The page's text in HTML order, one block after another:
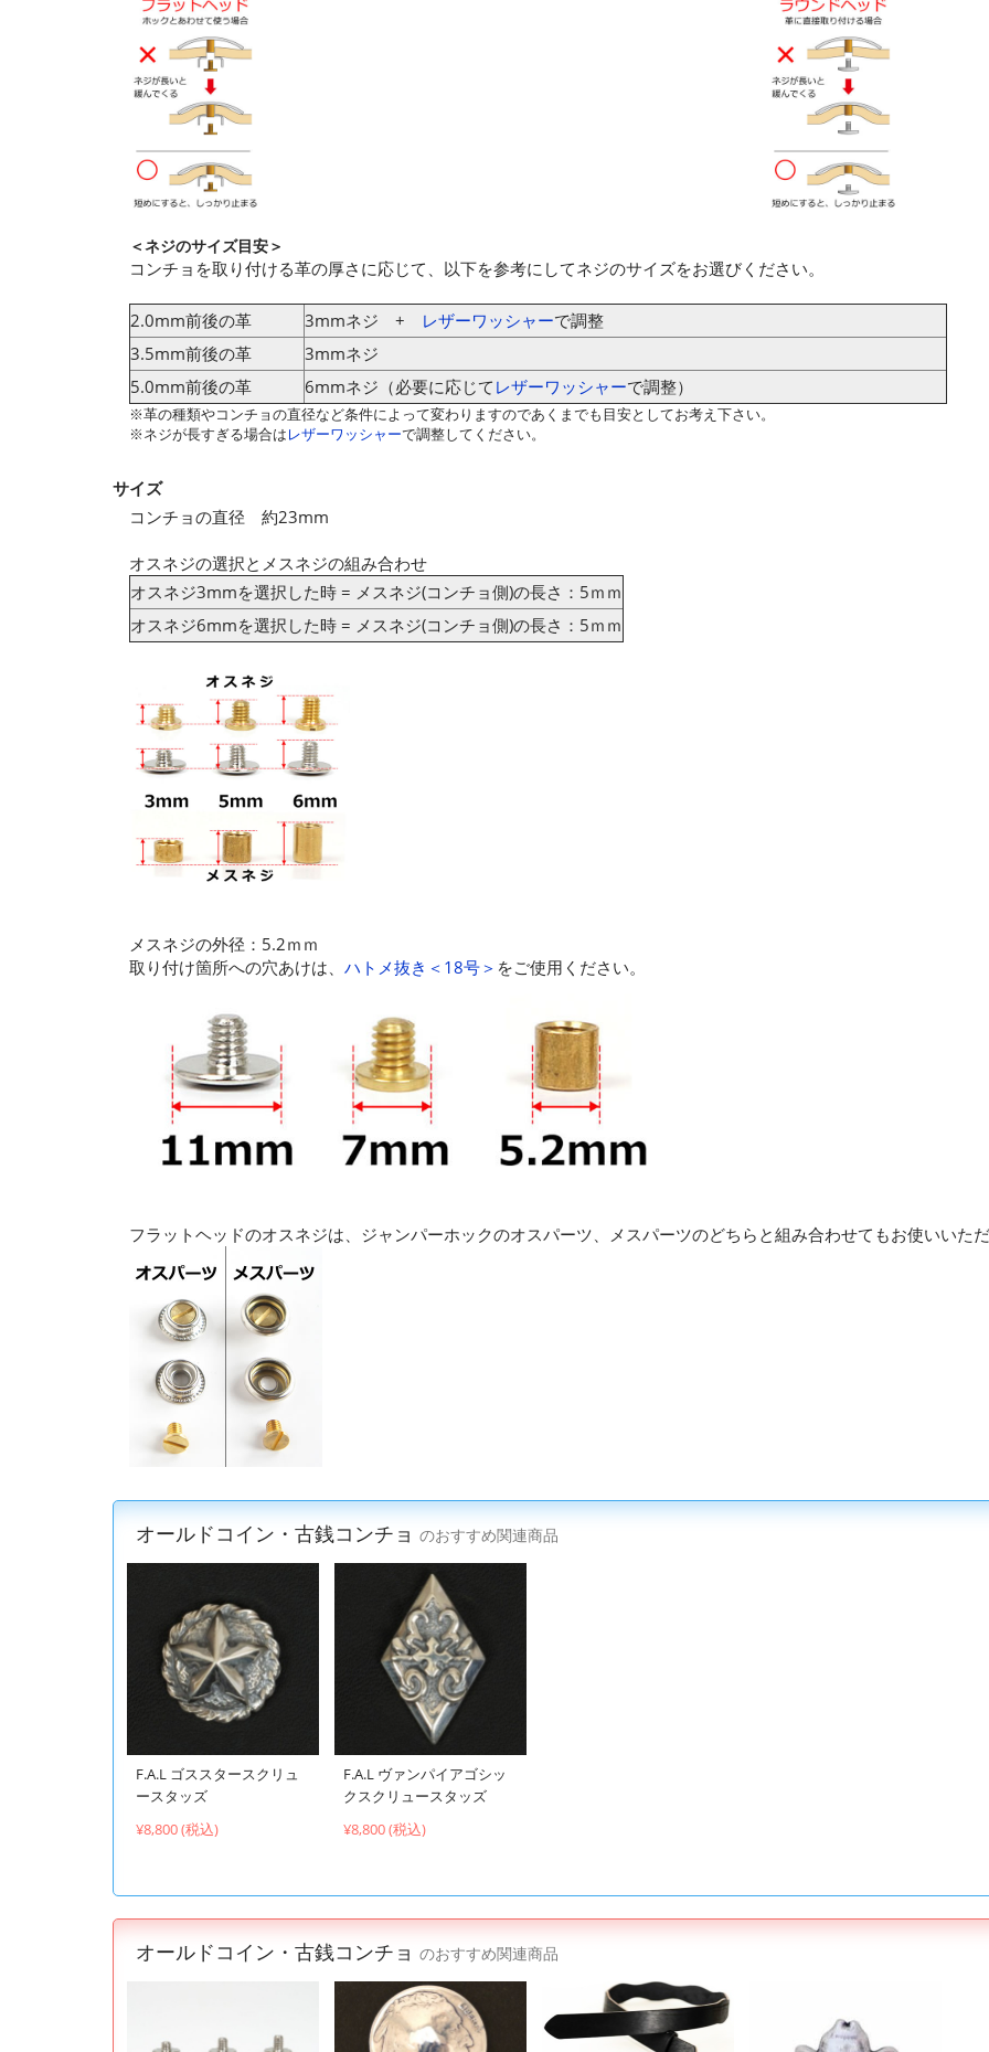
＜ネジのサイズ目安＞
コンチョを取り付ける革の厚さに応じて、以下を参考にしてネジのサイズをお選びください。
2.0mm前後の革 3mmネジ + レザーワッシャーで調整
3.5mm前後の革
3mmネジ
5.0mm前後の革
6mmネジ（必要に応じて レザーワッシャーで調整）
※革の種類やコンチョの直径など条件によって変わりますのであくまでも目安としてお考え下さい。
※ネジが長すぎる場合はレザーワッシャーで調整してください。
サイズ
コンチョの直径 約23mm
オスネジの選択とメスネジの組み合わせ
オスネジ3mmを選択した時 = メスネジ(コンチョ側)の長さ：5ｍｍ
オスネジ6mmを選択した時 = メスネジ(コンチョ側)の長さ：5ｍｍ
メスネジの外径：5.2ｍｍ
取り付け箇所への穴あけは、 ハトメ抜き＜18号＞ をご使用ください。
フラットヘッドのオスネジは、ジャンパーホックのオスパーツ、メスパーツのどちらと組み合わせてもお使いいた
オールドコイン・古銭コンチョ のおすすめ関連商品
F.A.L ゴススタースクリュ
ースタッズ
¥8,800 (税込)
F.A.L ヴァンパイアゴシッ
クスクリュースタッズ
¥8,800 (税込)
オールドコイン・古銭コンチョ のおすすめ関連商品